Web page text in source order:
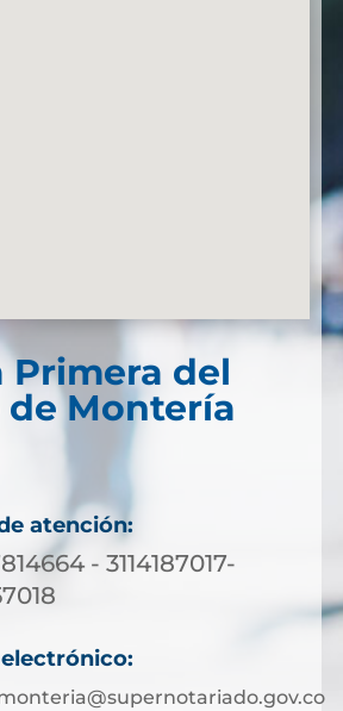
Primera del
Montería
atención:
- 3114187017-